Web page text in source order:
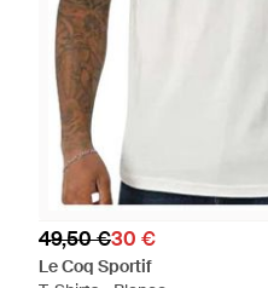
49,50 €30 €
Le Coq Sportif